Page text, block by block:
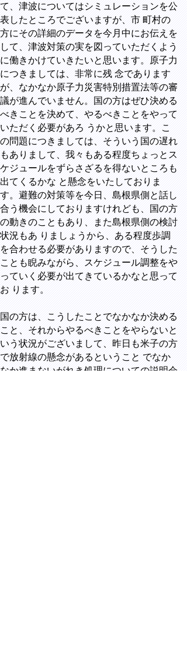
て、津波についてはシミュレーションを公
表したところでございますが、市 町村の
方にその詳細のデータを今月中にお伝えを
して、津波対策の実を図っていただくよう
に働きかけていきたいと思います。原子力
につきましては、非常に残 念であります
が、なかなか原子力災害特別措置法等の審
議が進んでいません。国の方はぜひ決める
べきことを決めて、やるべきことをやって
いただく必要があろ うかと思います。こ
の問題につきましては、そういう国の遅れ
もありまして、我々もある程度ちょっとス
ケジュールをずらさざるを得ないところも
出てくるかな と懸念をいたしておりま
す。避難の対策等を今日、島根県側と話し
合う機会にしておりますけれども、国の方
の動きのこともあり、また島根県側の検討
状況もあ りましょうから、ある程度歩調
を合わせる必要がありますので、そうした
ことも睨みながら、スケジュール調整をや
っていく必要が出てきているかなと思って
お ります。
国の方は、こうしたことでなかなか決める
こと、それからやるべきことをやらないと
いう状況がございまして、昨日も米子の方
で放射線の懸念があるということ でなか
なか進まないがれき処理についての説明会